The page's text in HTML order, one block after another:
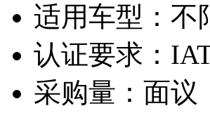
适用车型： 不
认证要求：
采购量： 面议